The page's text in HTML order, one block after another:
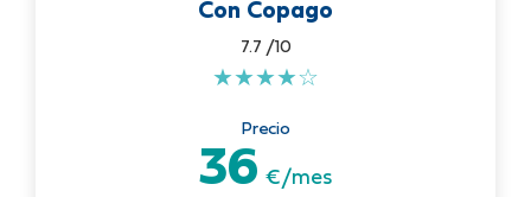
Con Copago
7.7 /10
★★★★☆
Precio
36 €/mes